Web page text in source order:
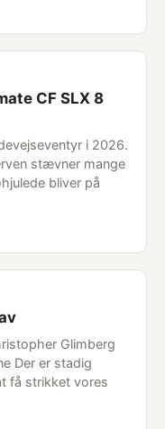
CF SLX 8
i 2026.
stævner mange
bliver på
Glimberg
Der er stadig
få strikket vores